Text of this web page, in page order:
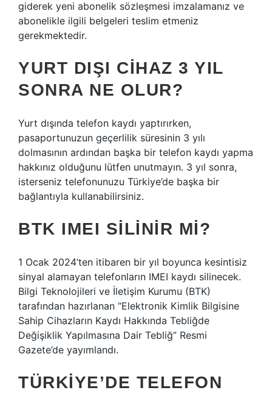
giderek yeni abonelik sözleşmesi imzalamanız ve
abonelikle ilgili belgeleri teslim etmeniz
gerekmektedir.
YURT DIŞI CIHAZ 3 YIL
SONRA NE OLUR?
Yurt dışında telefon kaydı yaptırırken,
pasaportunuzun geçerlilik süresinin 3 yılı
dolmasının ardından başka bir telefon kaydı yapma
hakkınız olduğunu lütfen unutmayın. 3 yıl sonra,
isterseniz telefonunuzu Türkiye’de başka bir
bağlantıyla kullanabilirsiniz.
BTK IMEI SILINIR MI?
1 Ocak 2024’ten itibaren bir yıl boyunca kesintisiz
sinyal alamayan telefonların IMEI kaydı silinecek.
Bilgi Teknolojileri ve İletişim Kurumu (BTK)
tarafından hazırlanan “Elektronik Kimlik Bilgisine
Sahip Cihazların Kaydı Hakkında Tebliğde
Değişiklik Yapılmasına Dair Tebliğ” Resmi
Gazete’de yayımlandı.
TÜRKIYE’DE TELEFON